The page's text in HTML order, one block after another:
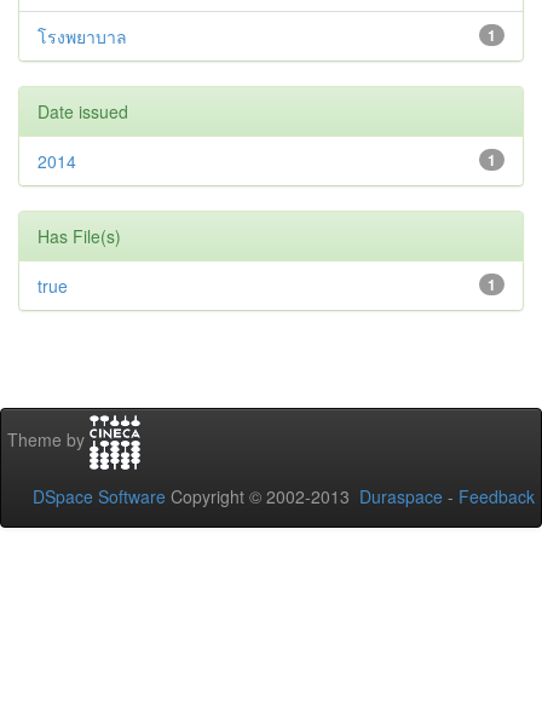
1
โรงพยาบาล
Date issued
1
2014
Has File(s)
1
true
Theme by
DSpace Software Copyright © 2002-2013 Duraspace - Feedback